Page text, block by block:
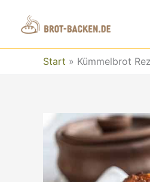
Start » Kümmelbrot